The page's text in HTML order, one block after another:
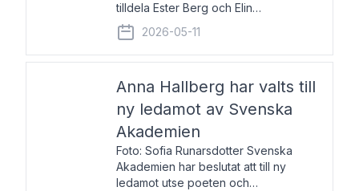
tilldela Ester Berg och Elin
Michaelsdotter Svenska Akademiens
debutantpris för år 2026. Priset är
nyinstiftat och syftar till att lyfta fram
2026-05-11
Anna Hallberg har valts till
ny ledamot av Svenska
Akademien
Foto: Sofia Runarsdotter Svenska
Akademien har beslutat att till ny
ledamot utse poeten och